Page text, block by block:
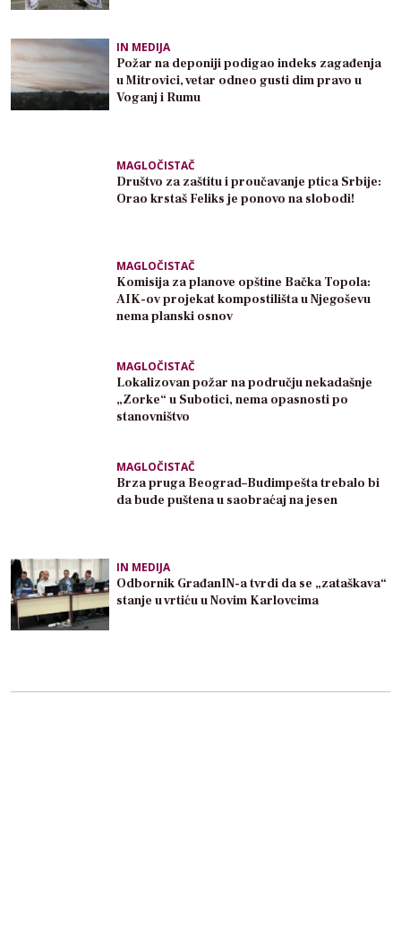
IN MEDIJA
Požar na deponiji podigao indeks zagađenja
u Mitrovici, vetar odneo gusti dim pravo u
Voganj i Rumu
MAGLOČISTAČ
Društvo za zaštitu i proučavanje ptica Srbije:
Orao krstaš Feliks je ponovo na slobodi!
MAGLOČISTAČ
Komisija za planove opštine Bačka Topola:
AIK-ov projekat kompostilišta u Njegoševu
nema planski osnov
MAGLOČISTAČ
Lokalizovan požar na području nekadašnje
„Zorke“ u Subotici, nema opasnosti po
stanovništvo
MAGLOČISTAČ
Brza pruga Beograd–Budimpešta trebalo bi
da bude puštena u saobraćaj na jesen
IN MEDIJA
Odbornik GrađanIN-a tvrdi da se „zataškava“
stanje u vrtiću u Novim Karlovcima